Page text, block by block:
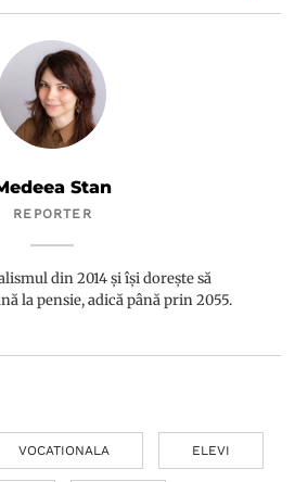
Stan
REPORTER
din 2014 și își dorește să
la pensie, adică până prin 2055.
VOCATIONALA ELEVI